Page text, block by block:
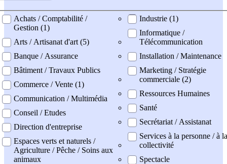
professionel
Achats / Comptabilité /
Gestion (1)
Arts / Artisanat d'art (5)
Banque / Assurance
Bâtiment / Travaux Publics
Commerce / Vente (1)
Communication / Multimédia
Conseil / Etudes
Direction d'entreprise
Espaces verts et naturels /
Agriculture / Pêche / Soins aux
animaux
Industrie (1)
Informatique /
Télécommunication
Installation / Maintenance
Marketing / Stratégie
commerciale (2)
Ressources Humaines
Santé
Secrétariat / Assistanat
Services à la personne / à la
collectivité
Spectacle